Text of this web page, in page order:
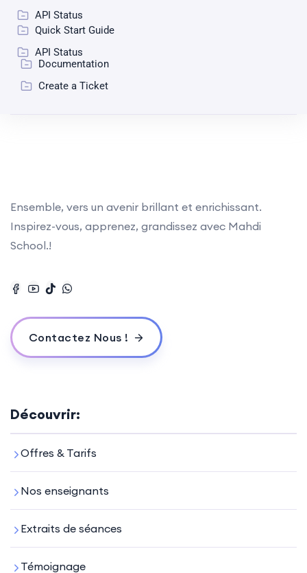
API Status
Quick Start Guide
API Status
Documentation
Create a Ticket
Ensemble, vers un avenir brillant et enrichissant.
Inspirez-vous, apprenez, grandissez avec Mahdi
School.!
Contactez Nous !
Découvrir:
Offres & Tarifs
Nos enseignants
Extraits de séances
Témoignage